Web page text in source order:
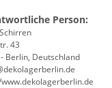
Person:
43
Berlin, Deutschland